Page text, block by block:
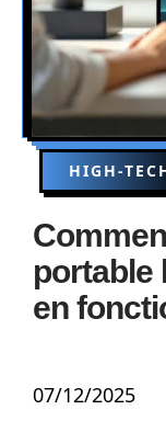
HIGH-
portable
en
07/12/2025